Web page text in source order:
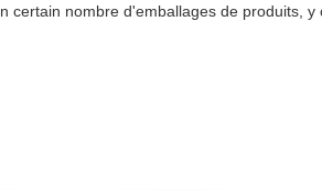
certain nombre d'emballages de produits, y